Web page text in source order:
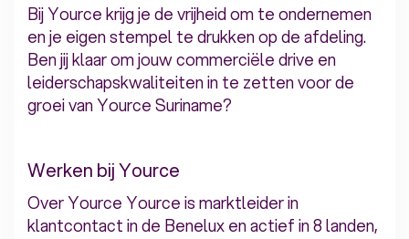
Bij Yource krijg je de vrijheid om te ondernemen
en je eigen stempel te drukken op de afdeling.
Ben jij klaar om jouw commerciële drive en
leiderschapskwaliteiten in te zetten voor de
groei van Yource Suriname?
Werken bij Yource
Over Yource Yource is marktleider in
klantcontact in de Benelux en actief in 8 landen,